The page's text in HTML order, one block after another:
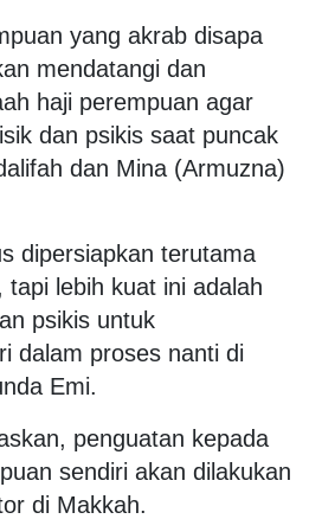
yang akrab disapa
mendatangi dan
haji perempuan agar
dan psikis saat puncak
dan Mina (Armuzna)
dipersiapkan terutama
tapi lebih kuat ini adalah
psikis untuk
dalam proses nanti di
Emi.
penguatan kepada
sendiri akan dilakukan
di Makkah.